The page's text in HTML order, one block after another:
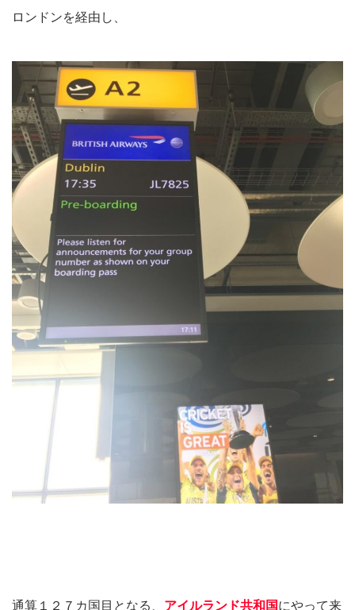
ロンドンを経由し、
通算１２７カ国目となる、 アイルランド共和国にやって来